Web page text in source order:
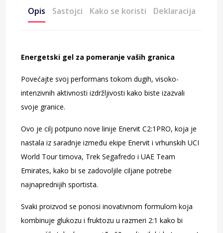
Opis Sastojci Kako se koristi Deklaracija
Energetski gel za pomeranje vaših granica
Povećajte svoj performans tokom dugih, visoko-
intenzivnih aktivnosti izdržljivosti kako biste izazvali
svoje granice.
Ovo je cilj potpuno nove linije Enervit C2:1PRO, koja je
nastala iz saradnje između ekipe Enervit i vrhunskih UCI
World Tour timova, Trek Segafredo i UAE Team
Emirates, kako bi se zadovoljile ciljane potrebe
najnaprednijih sportista.
Svaki proizvod se ponosi inovativnom formulom koja
kombinuje glukozu i fruktozu u razmeri 2:1 kako bi